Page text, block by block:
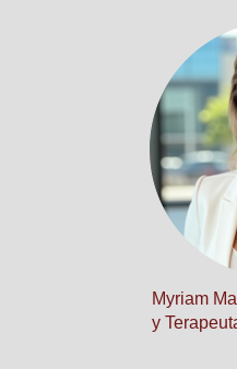
Myriam
y